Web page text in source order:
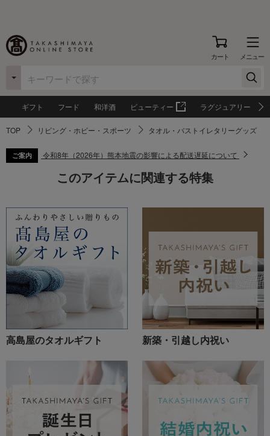
カート メニュー
ギフト フード 和洋酒 ビューティー ラグジュアリー
TOP リビング・ホビー・スポーツ タオル・バストイレタリーグッズ
ご案内 令和8年（2026年）熊本地震の影響による配送遅延について
このアイテムに関連する特集
高島屋のタオルギフト 新築・引越し内祝い